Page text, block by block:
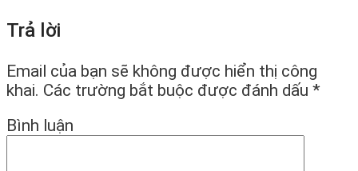
Trả lời
Email của bạn sẽ không được hiển thị công
khai. Các trường bắt buộc được đánh dấu *
Bình luận